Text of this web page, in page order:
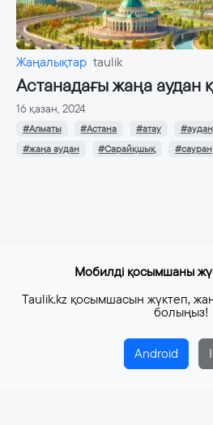
Жаңалықтар taulik
Астанадағы жаңа аудан
16 қазан, 2024
#Алматы #Астана #атау #аудан
#жаңа аудан
#Сарайқшық #сауран
Мобилді қосымшаны
Taulik.kz қосымшасын жүктеп,
болыңыз!
Android